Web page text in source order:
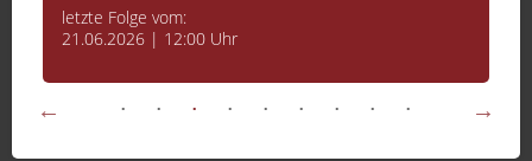
letzte Folge vom:
21.06.2026 | 12:00 Uhr